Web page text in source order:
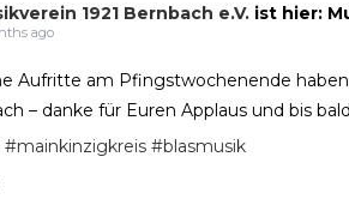
1921 Bernbach e.V. ist hier:
ago
Aufritte am Pfingstwochenende
– danke für Euren Applaus und bis
#mainkinzigkreis #blasmusik